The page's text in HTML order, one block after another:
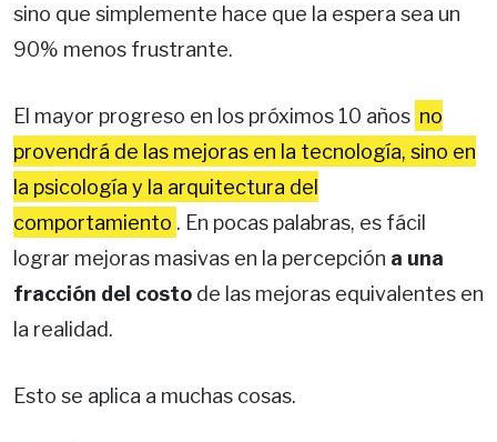
sino que simplemente hace que la espera sea un
90% menos frustrante.
El mayor progreso en los próximos 10 años no
provendrá de las mejoras en la tecnología, sino en
la psicología y la arquitectura del
comportamiento . En pocas palabras, es fácil
lograr mejoras masivas en la percepción a una
fracción del costo de las mejoras equivalentes en
la realidad.
Esto se aplica a muchas cosas.